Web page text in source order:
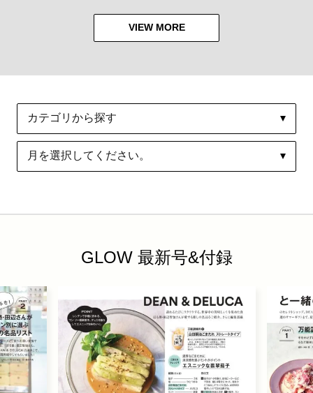
VIEW MORE
GLOW 最新号&付録